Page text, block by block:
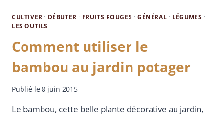
CULTIVER · DÉBUTER · FRUITS ROUGES ·GÉNÉRAL · LÉGUMES ·
LES OUTILS
Comment utiliser le
bambou au jardin potager
Publié le8 juin 2015
Le bambou, cette belle plante décorative au jardin,